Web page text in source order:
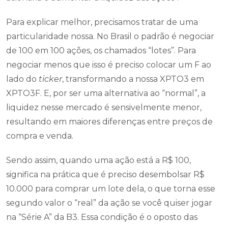
Para explicar melhor, precisamos tratar de uma
particularidade nossa. No Brasil o padrão é negociar
de 100 em 100 ações, os chamados “lotes”. Para
negociar menos que isso é preciso colocar um F ao
lado do ticker, transformando a nossa XPTO3 em
XPTO3F. E, por ser uma alternativa ao “normal”, a
liquidez nesse mercado é sensivelmente menor,
resultando em maiores diferenças entre preços de
compra e venda.
Sendo assim, quando uma ação está a R$ 100,
significa na prática que é preciso desembolsar R$
10.000 para comprar um lote dela, o que torna esse
segundo valor o “real” da ação se você quiser jogar
na “Série A” da B3. Essa condição é o oposto das